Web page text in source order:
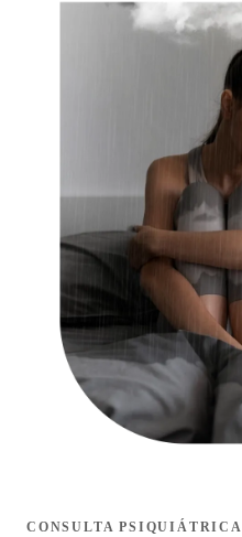
CONSULTA PSIQUIÁTRICA